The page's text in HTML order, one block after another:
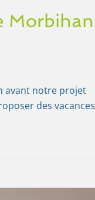
Morbihan
avant notre projet
des vacances